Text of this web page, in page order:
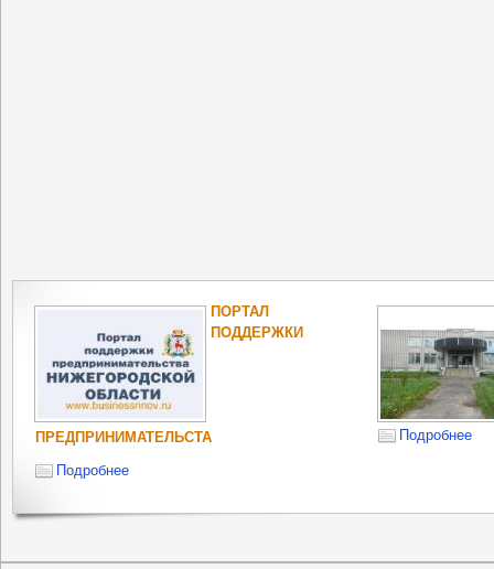
ПОРТАЛ
ПОДДЕРЖКИ
ПРЕДПРИНИМАТЕЛЬСТА
Подробнее
Подробнее